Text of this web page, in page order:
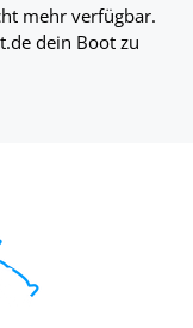
mehr verfügbar.
dein Boot zu